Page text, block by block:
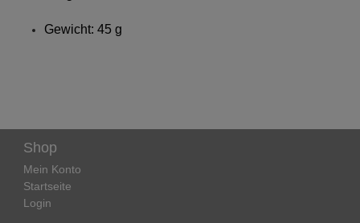
Gewicht: 45 g
Shop
Mein Konto
Startseite
Login